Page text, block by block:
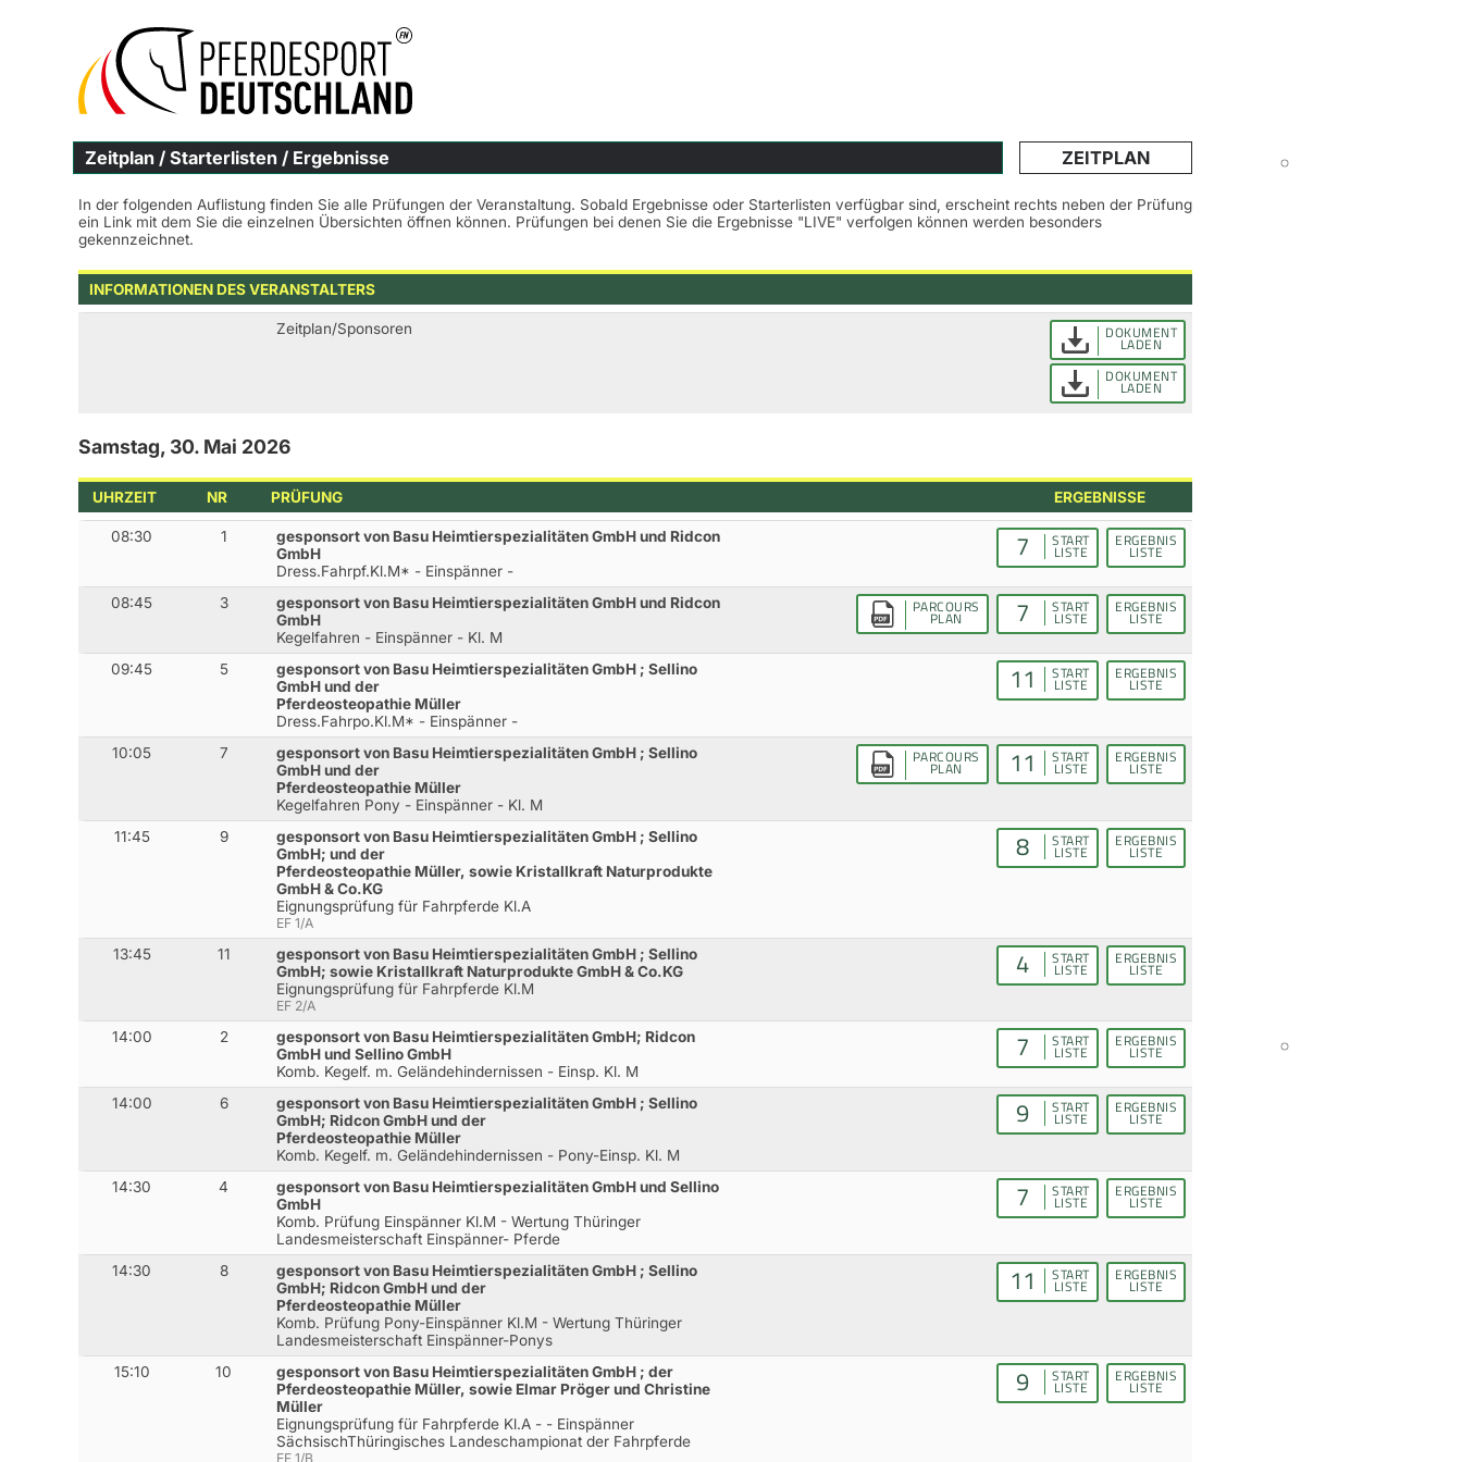
Zeitplan / Starterlisten / Ergebnisse ZEITPLAN
In der folgenden Auflistung finden Sie alle Prüfungen der Veranstaltung. Sobald Ergebnisse oder Starterlisten verfügbar sind, erscheint rechts neben der Prüfung
ein Link mit dem Sie die einzelnen Übersichten öffnen können. Prüfungen bei denen Sie die Ergebnisse "LIVE" verfolgen können werden besonders
gekennzeichnet.
INFORMATIONEN DES VERANSTALTERS
Zeitplan/Sponsoren DOKUMENT
LADEN
DOKUMENT
LADEN
Samstag, 30. Mai 2026
UHRZEIT NR PRÜFUNG ERGEBNISSE
08:30 1
gesponsort von Basu Heimtierspezialitäten GmbH und Ridcon
GmbH
Dress.Fahrpf.Kl.M* - Einspänner -
7 START
LISTE
ERGEBNIS
LISTE
08:45 3
gesponsort von Basu Heimtierspezialitäten GmbH und Ridcon
GmbH
Kegelfahren - Einspänner - Kl. M
PARCOURS
PLAN 7 START
LISTE
ERGEBNIS
LISTE
09:45 5
gesponsort von Basu Heimtierspezialitäten GmbH ; Sellino
GmbH und der
Pferdeosteopathie Müller
Dress.Fahrpo.Kl.M* - Einspänner -
11 START
LISTE
ERGEBNIS
LISTE
10:05 7
gesponsort von Basu Heimtierspezialitäten GmbH ; Sellino
GmbH und der
Pferdeosteopathie Müller
Kegelfahren Pony - Einspänner - Kl. M
PARCOURS
PLAN 11 START
LISTE
ERGEBNIS
LISTE
11:45 9
gesponsort von Basu Heimtierspezialitäten GmbH ; Sellino
GmbH; und der
Pferdeosteopathie Müller, sowie Kristallkraft Naturprodukte
GmbH & Co.KG
Eignungsprüfung für Fahrpferde Kl.A
EF 1/A
8 START
LISTE
ERGEBNIS
LISTE
13:45 11
gesponsort von Basu Heimtierspezialitäten GmbH ; Sellino
GmbH; sowie Kristallkraft Naturprodukte GmbH & Co.KG
Eignungsprüfung für Fahrpferde Kl.M
EF 2/A
4 START
LISTE
ERGEBNIS
LISTE
14:00 2
gesponsort von Basu Heimtierspezialitäten GmbH; Ridcon
GmbH und Sellino GmbH
Komb. Kegelf. m. Geländehindernissen - Einsp. Kl. M
7 START
LISTE
ERGEBNIS
LISTE
14:00 6
gesponsort von Basu Heimtierspezialitäten GmbH ; Sellino
GmbH; Ridcon GmbH und der
Pferdeosteopathie Müller
Komb. Kegelf. m. Geländehindernissen - Pony-Einsp. Kl. M
9 START
LISTE
ERGEBNIS
LISTE
14:30 4
gesponsort von Basu Heimtierspezialitäten GmbH und Sellino
GmbH
Komb. Prüfung Einspänner Kl.M - Wertung Thüringer
Landesmeisterschaft Einspänner- Pferde
7 START
LISTE
ERGEBNIS
LISTE
14:30 8
gesponsort von Basu Heimtierspezialitäten GmbH ; Sellino
GmbH; Ridcon GmbH und der
Pferdeosteopathie Müller
Komb. Prüfung Pony-Einspänner Kl.M - Wertung Thüringer
Landesmeisterschaft Einspänner-Ponys
11 START
LISTE
ERGEBNIS
LISTE
15:10 10
gesponsort von Basu Heimtierspezialitäten GmbH ; der
Pferdeosteopathie Müller, sowie Elmar Pröger und Christine
Müller
Eignungsprüfung für Fahrpferde Kl.A - - Einspänner
SächsischThüringisches Landeschampionat der Fahrpferde
EF 1/B
9 START
LISTE
ERGEBNIS
LISTE